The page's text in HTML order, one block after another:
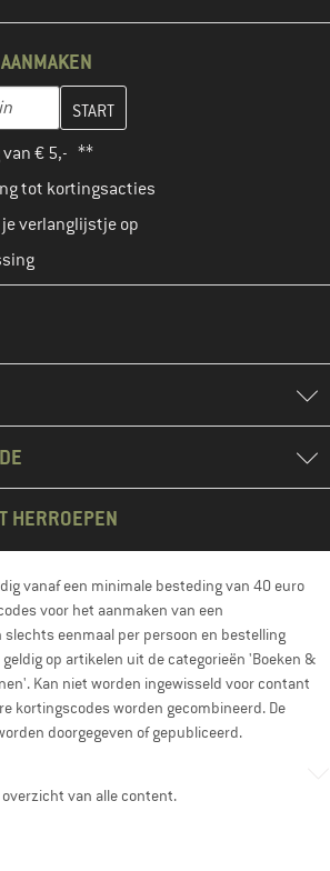
in en maak in de volgende stap je
van € 5,- **
tot kortingsacties
verlanglijstje op
HERROEPEN
vanaf een minimale besteding van 40 euro
voor het aanmaken van een
eenmaal per persoon en bestelling
op artikelen uit de categorieën 'Boeken &
Kan niet worden ingewisseld voor contant
kortingscodes worden gecombineerd. De
doorgegeven of gepubliceerd.
van alle content.